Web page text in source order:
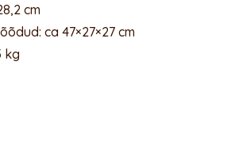
cm
ca 47×27×27 cm
kg